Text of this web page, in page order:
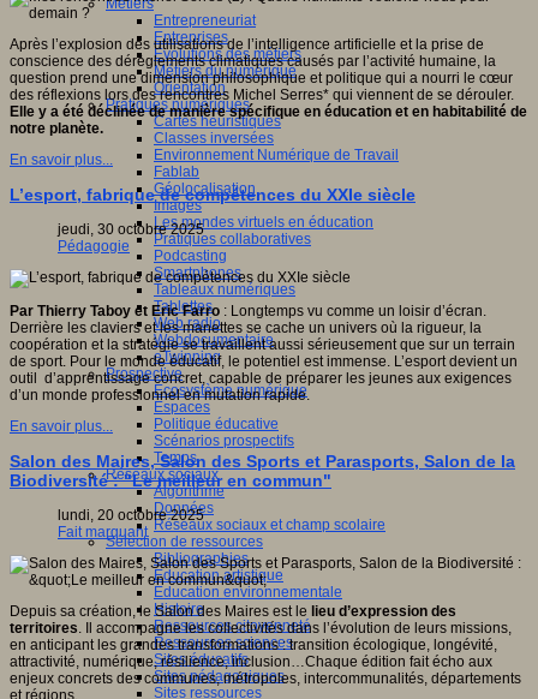
Métiers
Entrepreneuriat
Entreprises
Evolutions des métiers
Métiers du numérique
Orientation
Pratiques numériques
Cartes heuristiques
Classes inversées
Environnement Numérique de Travail
Fablab
Géolocalisation
Images
Les mondes virtuels en éducation
Pratiques collaboratives
Podcasting
Smartphones
Tableaux numériques
Tablettes
Web radio
Webdocumentaire
eTwinning
Prospective
Ecosystème numérique
Espaces
Politique éducative
Scénarios prospectifs
Temps
Réseaux sociaux
Algorithme
Données
Réseaux sociaux et champ scolaire
Sélection de ressources
Bibliographies
Education artistique
Education environnementale
Histoire
Ressources citoyenneté
Ressources sciences
Sites éducatifs
Sites pédagogiques
Sites ressources
Après l’explosion des utilisations de l’intelligence artificielle et la prise de
conscience des dérèglements climatiques causés par l’activité humaine, la
question prend une dimension philosophique et politique qui a nourri le cœur
des réflexions lors des rencontres Michel Serres* qui viennent de se dérouler.
Elle y a été déclinée de manière spécifique en éducation et en habitabilité de
notre planète.
En savoir plus...
L’esport, fabrique de compétences du XXIe siècle
jeudi, 30 octobre 2025
Pédagogie
Par Thierry Taboy et Eric Farro : Longtemps vu comme un loisir d’écran.
Derrière les claviers et les manettes se cache un univers où la rigueur, la
coopération et la stratégie se travaillent aussi sérieusement que sur un terrain
de sport. Pour le monde éducatif, le potentiel est immense. L’esport devient un
outil d’apprentissage concret, capable de préparer les jeunes aux exigences
d’un monde professionnel en mutation rapide.
En savoir plus...
Salon des Maires, Salon des Sports et Parasports, Salon de la
Biodiversité : "Le meilleur en commun"
lundi, 20 octobre 2025
Fait marquant
Depuis sa création, le Salon des Maires est le lieu d’expression des
territoires. Il accompagne les collectivités dans l’évolution de leurs missions,
en anticipant les grandes transformations : transition écologique, longévité,
attractivité, numérique, résilience, inclusion…Chaque édition fait écho aux
enjeux concrets des communes, métropoles, intercommunalités, départements